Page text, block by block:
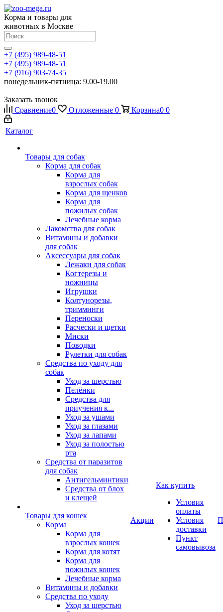
Корма и товары для
животных в Москве
+7 (495) 989-48-51
+7 (495) 989-48-51
+7 (916) 903-74-35
понедельник-пятница: 9.00-19.00
Заказать звонок
Сравнение0 Отложенные 0 Корзина0 0
Каталог
Товары для собак
Корма для собак
Корма для
взрослых собак
Корма для щенков
Корма для
пожилых собак
Лечебные корма
Лакомства для собак
Витамины и добавки
для собак
Аксессуары для собак
Лежаки для собак
Когтерезы и
ножницы
Игрушки
Колтунорезы,
тримминги
Переноски
Расчески и щетки
Миски
Поводки
Рулетки для собак
Средства по уходу для
собак
Уход за шерстью
Пелёнки
Средства для
приучения к...
Уход за ушами
Уход за глазами
Уход за лапами
Уход за полостью
рта
Средства от паразитов
для собак
Антигельминтики
Средства от блох
и клещей
Товары для кошек
Корма
Корма для
взрослых кошек
Корма для котят
Корма для
пожилых кошек
Лечебные корма
Витамины и добавки
Средства по уходу
Уход за шерстью
Акции
Как купить
Условия
оплаты
Условия
доставки
Пункт
самовывоза